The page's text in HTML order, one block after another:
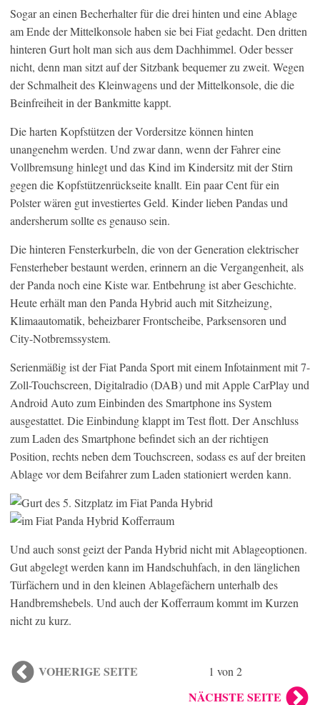
Sogar an einen Becherhalter für die drei hinten und eine Ablage
am Ende der Mittelkonsole haben sie bei Fiat gedacht. Den dritten
hinteren Gurt holt man sich aus dem Dachhimmel. Oder besser
nicht, denn man sitzt auf der Sitzbank bequemer zu zweit. Wegen
der Schmalheit des Kleinwagens und der Mittelkonsole, die die
Beinfreiheit in der Bankmitte kappt.
Die harten Kopfstützen der Vordersitze können hinten
unangenehm werden. Und zwar dann, wenn der Fahrer eine
Vollbremsung hinlegt und das Kind im Kindersitz mit der Stirn
gegen die Kopfstützenrückseite knallt. Ein paar Cent für ein
Polster wären gut investiertes Geld. Kinder lieben Pandas und
andersherum sollte es genauso sein.
Die hinteren Fensterkurbeln, die von der Generation elektrischer
Fensterheber bestaunt werden, erinnern an die Vergangenheit, als
der Panda noch eine Kiste war. Entbehrung ist aber Geschichte.
Heute erhält man den Panda Hybrid auch mit Sitzheizung,
Klimaautomatik, beheizbarer Frontscheibe, Parksensoren und
City-Notbremssystem.
Serienmäßig ist der Fiat Panda Sport mit einem Infotainment mit 7-
Zoll-Touchscreen, Digitalradio (DAB) und mit Apple CarPlay und
Android Auto zum Einbinden des Smartphone ins System
ausgestattet. Die Einbindung klappt im Test flott. Der Anschluss
zum Laden des Smartphone befindet sich an der richtigen
Position, rechts neben dem Touchscreen, sodass es auf der breiten
Ablage vor dem Beifahrer zum Laden stationiert werden kann.
Und auch sonst geizt der Panda Hybrid nicht mit Ablageoptionen.
Gut abgelegt werden kann im Handschuhfach, in den länglichen
Türfächern und in den kleinen Ablagefächern unterhalb des
Handbremshebels. Und auch der Kofferraum kommt im Kurzen
nicht zu kurz.
VOHERIGE SEITE 1 von 2
NÄCHSTE SEITE